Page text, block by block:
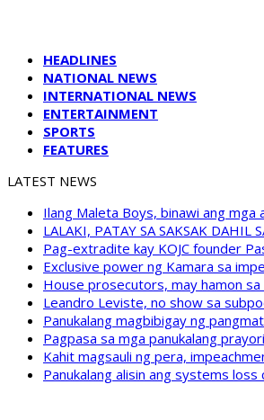
HEADLINES
NATIONAL NEWS
INTERNATIONAL NEWS
ENTERTAINMENT
SPORTS
FEATURES
LATEST NEWS
Ilang Maleta Boys, binawi ang mga
LALAKI, PATAY SA SAKSAK DAHIL
Pag-extradite kay KOJC founder
Exclusive power ng Kamara sa
House prosecutors, may hamon sa
Leandro Leviste, no show sa
Panukalang magbibigay ng
Pagpasa sa mga panukalang
Kahit magsauli ng pera,
Panukalang alisin ang systems